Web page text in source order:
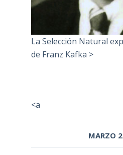
La Selección Natural
de Franz Kafka >
<a
MARZO